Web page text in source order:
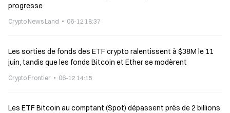
progresse
Crypto News Land 06-12 18:37
Les sorties de fonds des ETF crypto ralentissent à $38M le 11
juin, tandis que les fonds Bitcoin et Ether se modèrent
Crypto Frontier 06-12 14:15
Les ETF Bitcoin au comptant (Spot) dépassent près de 2 billions